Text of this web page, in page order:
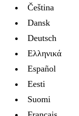
Čeština
Dansk
Deutsch
Ελληνικά
Español
Eesti
Suomi